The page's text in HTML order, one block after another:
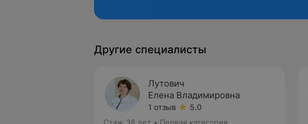
Другие специалисты
Лутович
Елена Владимировна
1 отзыв
5.0